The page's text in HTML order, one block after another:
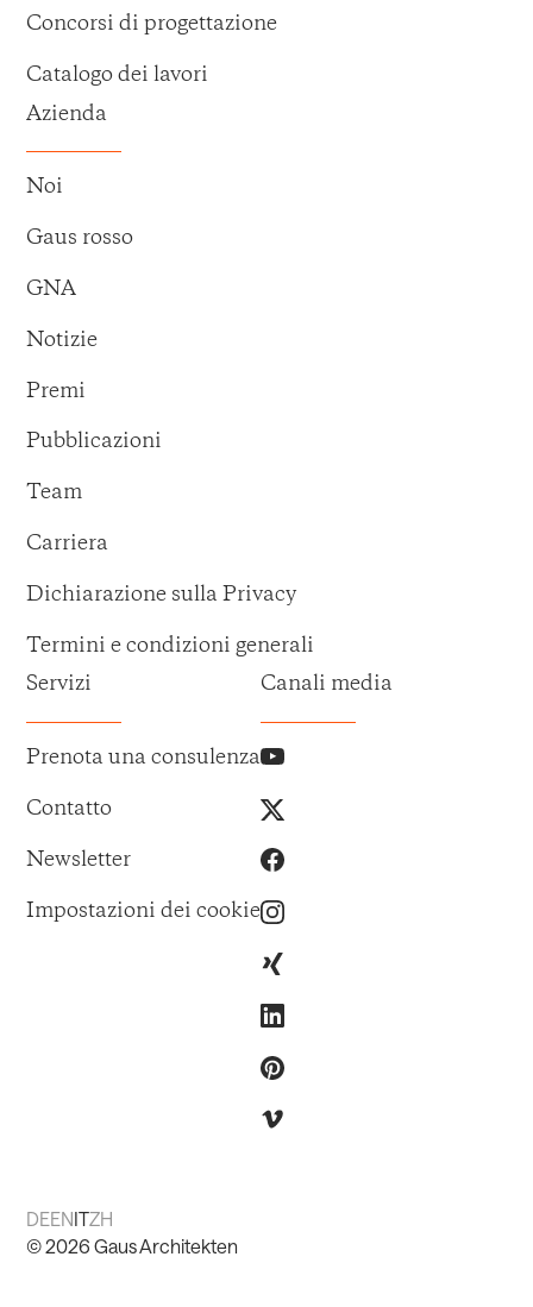
Concorsi di progettazione
Catalogo dei lavori
Azienda
Noi
Gaus rosso
GNA
Notizie
Premi
Pubblicazioni
Team
Carriera
Dichiarazione sulla Privacy
Termini e condizioni generali
Servizi
Prenota una consulenza
Contatto
Newsletter
Impostazioni dei cookie
Canali media
DEENITZH
©2026 Gaus Architekten